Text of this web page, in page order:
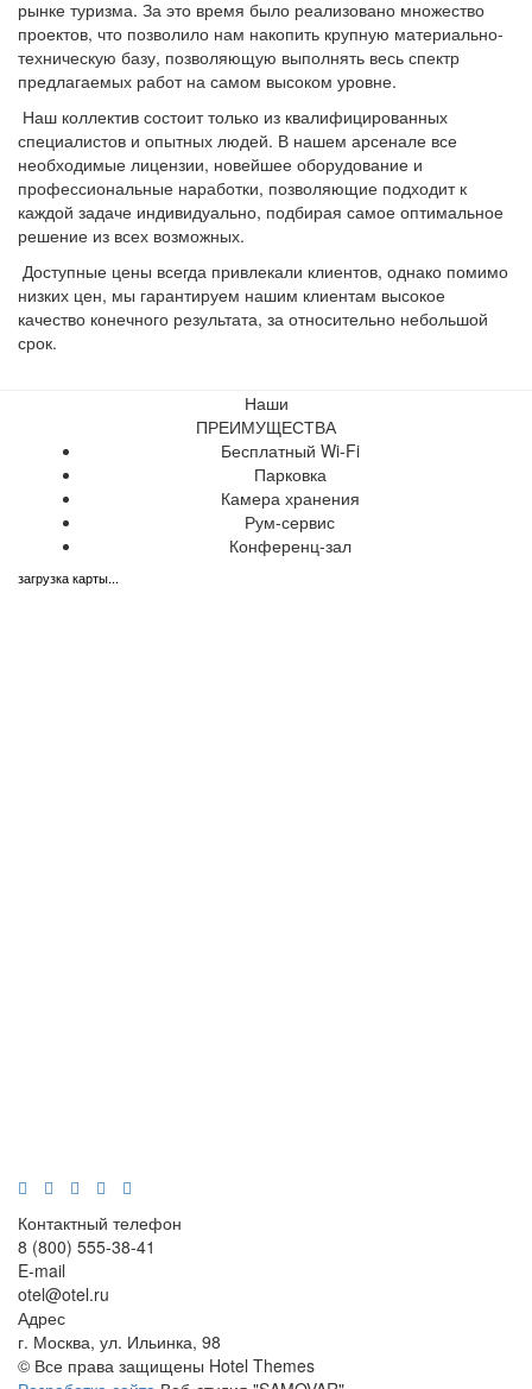
рынке туризма. За это время было реализовано множество
проектов, что позволило нам накопить крупную материально-
техническую базу, позволяющую выполнять весь спектр
предлагаемых работ на самом высоком уровне.
Наш коллектив состоит только из квалифицированных
специалистов и опытных людей. В нашем арсенале все
необходимые лицензии, новейшее оборудование и
профессиональные наработки, позволяющие подходит к
каждой задаче индивидуально, подбирая самое оптимальное
решение из всех возможных.
Доступные цены всегда привлекали клиентов, однако помимо
низких цен, мы гарантируем нашим клиентам высокое
качество конечного результата, за относительно небольшой
срок.
Наши
ПРЕИМУЩЕСТВА
Бесплатный Wi-Fi
Парковка
Камера хранения
Рум-сервис
Конференц-зал
загрузка карты...
Контактный телефон
8 (800) 555-38-41
E-mail
otel@otel.ru
Адрес
г. Москва, ул. Ильинка, 98
© Все права защищены Hotel Themes